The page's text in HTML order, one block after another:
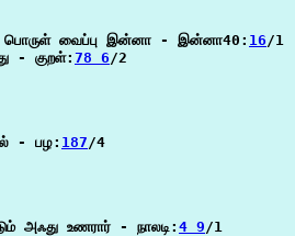
பொருள் வைப்பு இன்னா - இன்னா40: 16/1
- குறள்:78 6/2
- பழ: 187/4
அஃது உணரார் - நாலடி: 4 9/1